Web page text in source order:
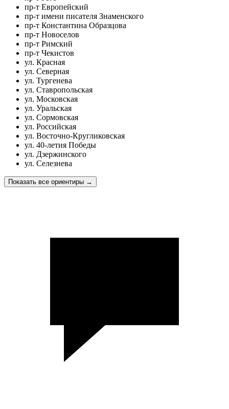
пр-т Европейский
пр-т имени писателя Знаменского
пр-т Константина Образцова
пр-т Новоселов
пр-т Римский
пр-т Чекистов
ул. Красная
ул. Северная
ул. Тургенева
ул. Ставропольская
ул. Московская
ул. Уральская
ул. Сормовская
ул. Российская
ул. Восточно-Кругликовская
ул. 40-летия Победы
ул. Дзержинского
ул. Селезнева
Показать все ориентиры →